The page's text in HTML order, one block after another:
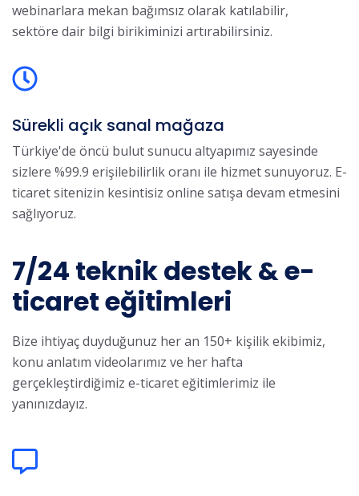
webinarlara mekan bağımsız olarak katılabilir,
sektöre dair bilgi birikiminizi artırabilirsiniz.
Sürekli açık sanal mağaza
Türkiye'de öncü bulut sunucu altyapımız sayesinde
sizlere %99.9 erişilebilirlik oranı ile hizmet sunuyoruz. E-
ticaret sitenizin kesintisiz online satışa devam etmesini
sağlıyoruz.
7/24 teknik destek & e-
ticaret eğitimleri
Bize ihtiyaç duyduğunuz her an 150+ kişilik ekibimiz,
konu anlatım videolarımız ve her hafta
gerçekleştirdiğimiz e-ticaret eğitimlerimiz ile
yanınızdayız.